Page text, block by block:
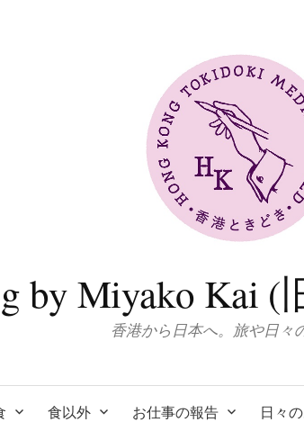
by Miyako Kai
香港から日本へ。旅や日々
食以外 お仕事の報告 日々